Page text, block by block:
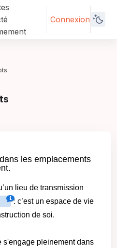
de rechercheConnexion